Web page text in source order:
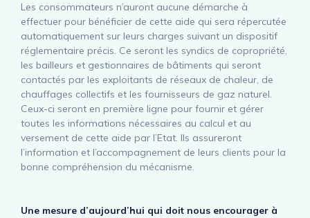
Les consommateurs n’auront aucune démarche à
effectuer pour bénéficier de cette aide qui sera répercutée
automatiquement sur leurs charges suivant un dispositif
réglementaire précis. Ce seront les syndics de copropriété,
les bailleurs et gestionnaires de bâtiments qui seront
contactés par les exploitants de réseaux de chaleur, de
chauffages collectifs et les fournisseurs de gaz naturel.
Ceux-ci seront en première ligne pour fournir et gérer
toutes les informations nécessaires au calcul et au
versement de cette aide par l’Etat. Ils assureront
l’information et l’accompagnement de leurs clients pour la
bonne compréhension du mécanisme.
Une mesure d’aujourd’hui qui doit nous encourager à